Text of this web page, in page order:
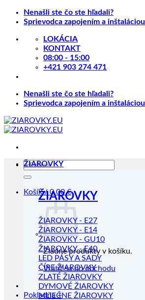
Skip
Nenašli ste čo ste hľadali?
Sprievodca zapojením a inštaláciou
LOKÁCIA
KONTAKT
08:00 - 15:00
+421 903 274 471
Nenašli ste čo ste hľadali?
Sprievodca zapojením a inštaláciou
Hľadať:
Košík /0.00€
Žiadne produkty v košíku.
Vrátiť sa do obchodu
Pokladňa +
ŽIAROVKY
ŽIAROVKY
ŽIAROVKY - E27
ŽIAROVKY - E14
ŽIAROVKY - GU10
ŽIAROVKY - E40
LED PÁSY A SADY
ČÍRE ŽIAROVKY
ZLATÉ ŽIAROVKY
DYMOVÉ ŽIAROVKY
MLIEČNE ŽIAROVKY